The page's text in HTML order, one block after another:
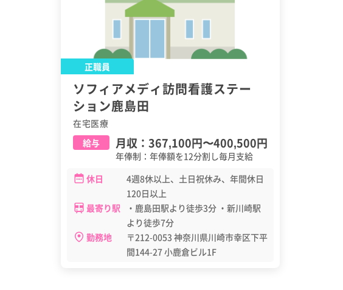
正職員
ソフィアメディ訪問看護ステー
ション鹿島田
在宅医療
給与
月収： 367,100円〜400,500円
年俸制：年俸額を12分割し毎月支給
休日
4週8休以上、土日祝休み、年間休日
120日以上
最寄り駅
・鹿島田駅より徒歩3分 ・新川崎駅
より徒歩7分
勤務地
〒212-0053 神奈川県川崎市幸区下平
間144-27 小鹿倉ビル1F